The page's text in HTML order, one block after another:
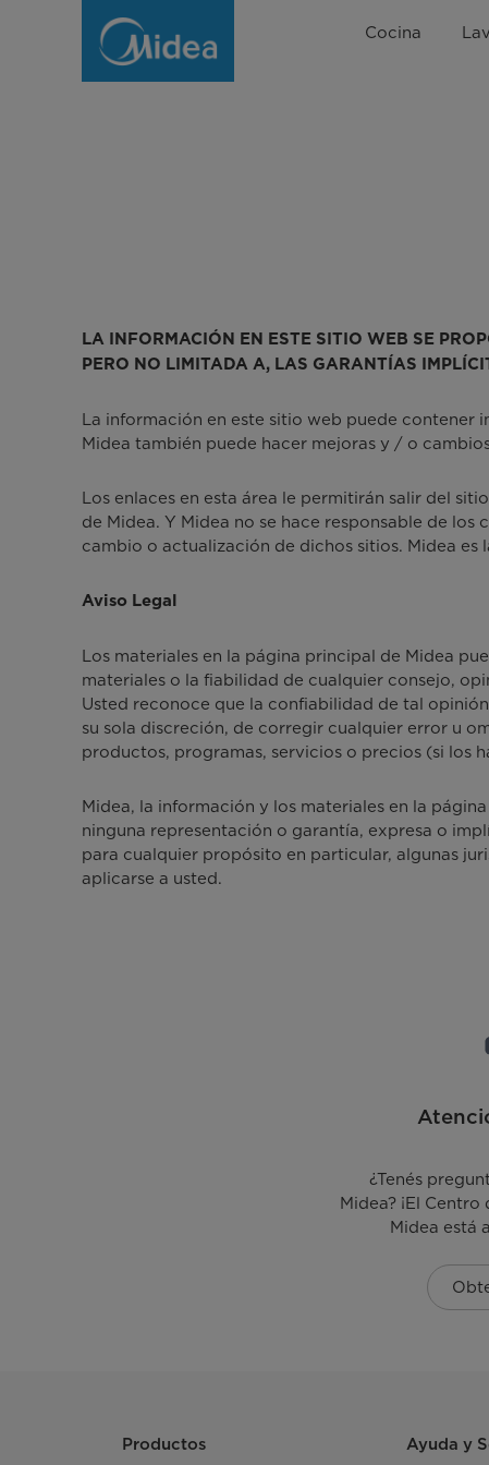
Términos-
Cocina
LA INFORMACIÓN EN ESTE SITIO WEB SE
PERO NO LIMITADA A, LAS GARANTÍAS
La información en este sitio web puede contener
Midea también puede hacer mejoras y / o
Los enlaces en esta área le permitirán salir del
de Midea. Y Midea no se hace responsable de
cambio o actualización de dichos sitios. Midea
Aviso Legal
Los materiales en la página principal de Midea
materiales o la fiabilidad de cualquier consejo,
Usted reconoce que la confiabilidad de tal
su sola discreción, de corregir cualquier error u
productos, programas, servicios o precios (si los
Midea, la información y los materiales en la
ninguna representación o garantía, expresa o
para cualquier propósito en particular, algunas
aplicarse a usted.
¿Tenés
Midea? ¡El
Midea está
Productos Ayuda y